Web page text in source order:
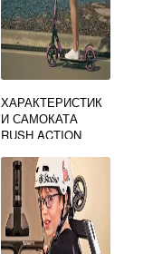
ХАРАКТЕРИСТИК
И САМОКАТА
RUSH ACTION